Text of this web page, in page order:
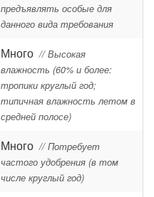
предъявлять особые для
данного вида требования
Много // Высокая
влажность (60% и более:
тропики круглый год;
типичная влажность летом в
средней полосе)
Много // Потребует
частого удобрения (в том
числе круглый год)